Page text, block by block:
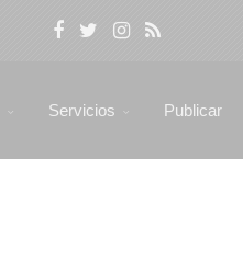
Servicios Publicar